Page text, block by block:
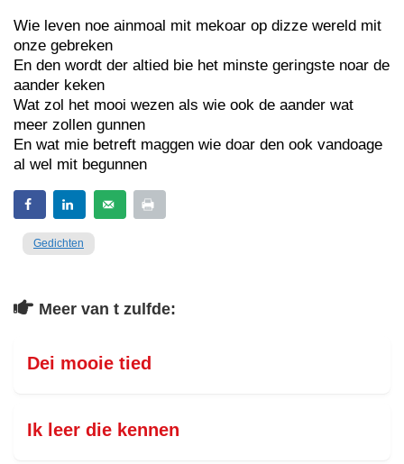
Wie leven noe ainmoal mit mekoar op dizze wereld mit
onze gebreken
En den wordt der altied bie het minste geringste noar de
aander keken
Wat zol het mooi wezen als wie ook de aander wat
meer zollen gunnen
En wat mie betreft maggen wie doar den ook vandoage
al wel mit begunnen
Gedichten
Meer van t zulfde:
Dei mooie tied
Ik leer die kennen